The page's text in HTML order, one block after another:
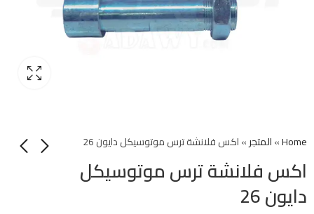
Home
»المتجر»اكس فلانشة ترس موتوسيكل دايون 26
اكس فلانشة ترس موتوسيكل
دايون 26